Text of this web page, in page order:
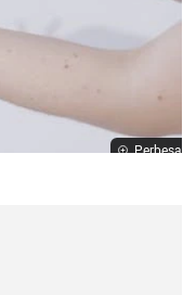
Perbesar